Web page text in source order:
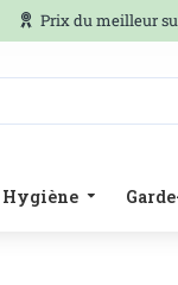
Prix du meilleur
Hygiène